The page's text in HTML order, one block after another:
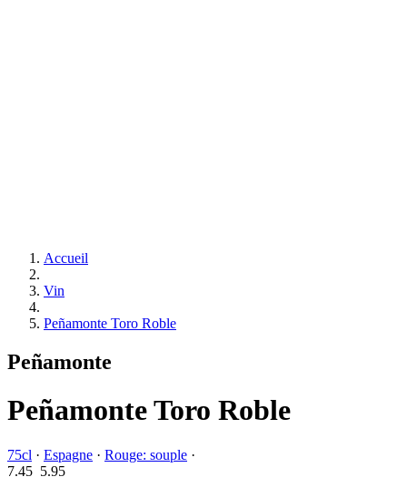
Accueil
Vin
Peñamonte Toro Roble
Peñamonte
Peñamonte Toro Roble
75cl · Espagne · Rouge: souple ·
7.45 5.95